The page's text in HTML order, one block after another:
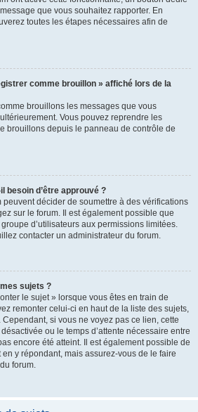
que vous souhaitez rapporter. En
toutes les étapes nécessaires afin de
comme brouillon » affiché lors de la
brouillons les messages que vous
Vous pouvez reprendre les
brouillons depuis le panneau de contrôle de
besoin d’être approuvé ?
peuvent décider de soumettre à des vérifications
sur le forum. Il est également possible que
d’utilisateurs aux permissions limitées.
contacter un administrateur du forum.
sujets ?
le sujet » lorsque vous êtes en train de
remonter celui-ci en haut de la liste des sujets,
si vous ne voyez pas ce lien, cette
ou le temps d’attente nécessaire entre
encore été atteint. Il est également possible de
y répondant, mais assurez-vous de le faire
forum.